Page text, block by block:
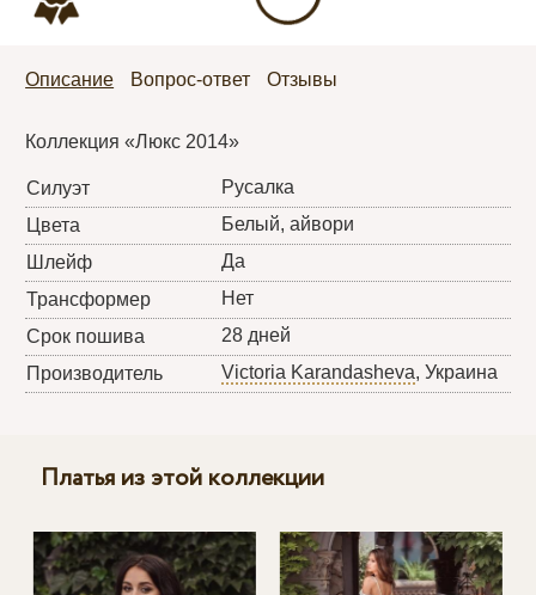
Описание Вопрос-ответ Отзывы
Коллекция «Люкс 2014»
Силуэт
Русалка
Цвета
Белый, айвори
Шлейф
Да
Трансформер
Нет
Срок пошива
28 дней
Производитель
Victoria Karandasheva, Украина
Платья из этой коллекции